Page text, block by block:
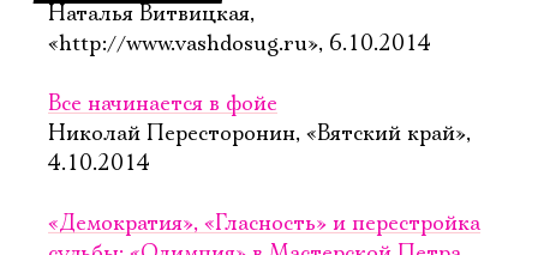
Наталья Витвицкая,
«http://www.vashdosug.ru», 6.10.2014
Все начинается в фойе
Николай Пересторонин, «Вятский край»,
4.10.2014
«Демократия», «Гласность» и перестройка